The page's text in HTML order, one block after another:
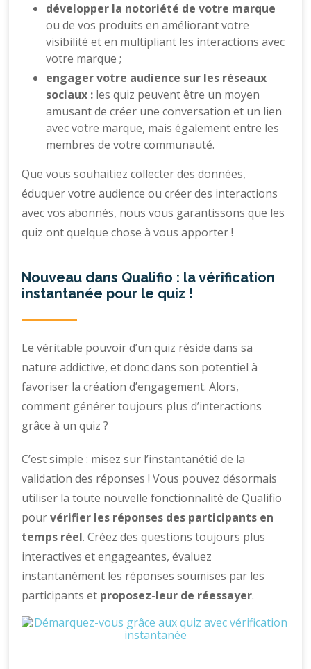
développer la notoriété de votre marque
ou de vos produits en améliorant votre
visibilité et en multipliant les interactions avec
votre marque ;
engager votre audience sur les réseaux
sociaux : les quiz peuvent être un moyen
amusant de créer une conversation et un lien
avec votre marque, mais également entre les
membres de votre communauté.
Que vous souhaitiez collecter des données,
éduquer votre audience ou créer des interactions
avec vos abonnés, nous vous garantissons que les
quiz ont quelque chose à vous apporter !
Nouveau dans Qualifio : la vérification
instantanée pour le quiz !
Le véritable pouvoir d’un quiz réside dans sa
nature addictive, et donc dans son potentiel à
favoriser la création d’engagement. Alors,
comment générer toujours plus d’interactions
grâce à un quiz ?
C’est simple : misez sur l’instantanétié de la
validation des réponses ! Vous pouvez désormais
utiliser la toute nouvelle fonctionnalité de Qualifio
pourvérifier les réponses des participants en
temps réel. Créez des questions toujours plus
interactives et engageantes, évaluez
instantanément les réponses soumises par les
participants et proposez-leur de réessayer.